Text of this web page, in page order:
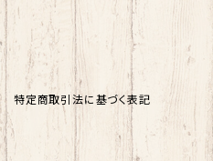
グルス
特定商取引法に基づく表記